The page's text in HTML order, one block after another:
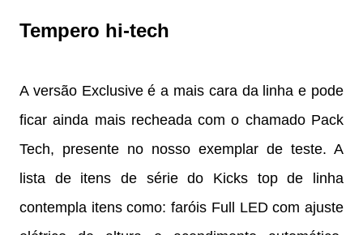
Tempero hi-tech
A versão Exclusive é a mais cara da linha e pode
ficar ainda mais recheada com o chamado Pack
Tech, presente no nosso exemplar de teste. A
lista de itens de série do Kicks top de linha
contempla itens como: faróis Full LED com ajuste